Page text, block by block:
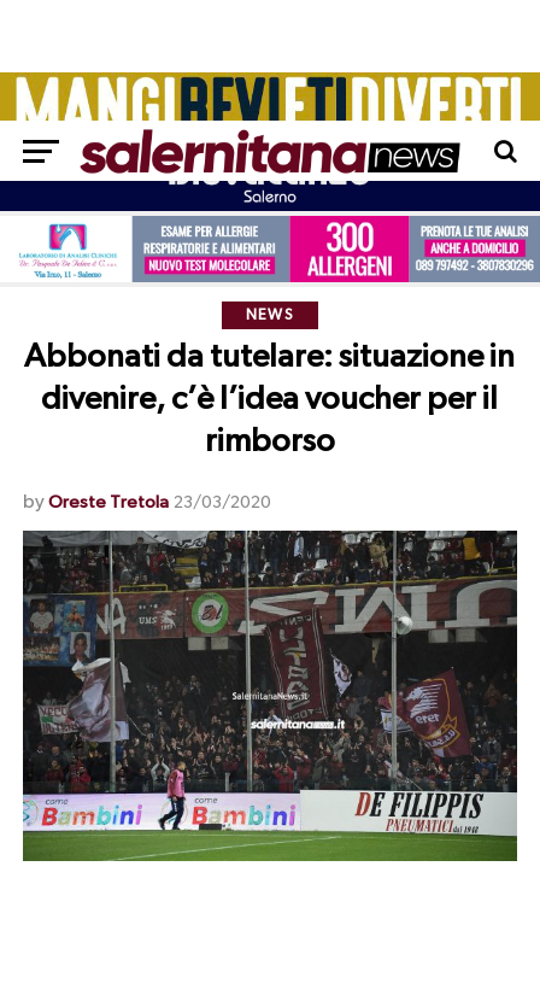
NEWS
Abbonati da tutelare: situazione in
divenire, c’è l’idea voucher per il
rimborso
by Oreste Tretola 23/03/2020